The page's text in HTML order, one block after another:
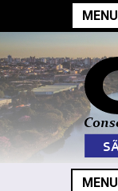
MENU
MENU